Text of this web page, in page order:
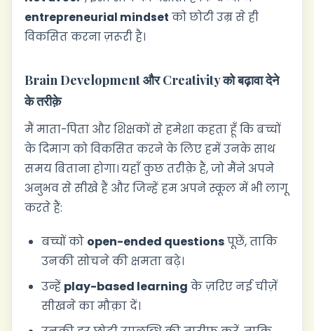
entrepreneurial mindset को छोटी उम्र से ही
विकसित करना ज़रूरी है।
Brain Development और Creativity को बढ़ावा देने
के तरीक़े
मैं माता-पिता और शिक्षकों से हमेशा कहता हूँ कि बच्चों
के दिमाग को विकसित करने के लिए हमें उनके साथ
समय बिताना होगा। यहाँ कुछ तरीक़े हैं, जो मैंने अपने
अनुभव से सीखे हैं और जिन्हें हम अपने स्कूल में भी लागू
करते हैं:
बच्चों को open-ended questionsपूछें, ताकि
उनकी सोचने की क्षमता बढ़े।
उन्हें play-based learning के ज़रिए नई चीज़ें
सीखने का मौक़ा दें।